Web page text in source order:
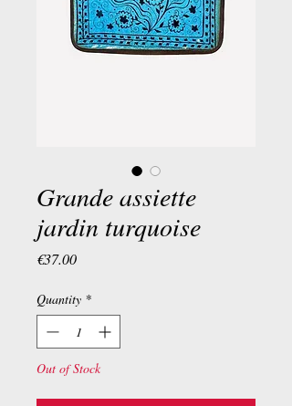
Grande assiette
jardin turquoise
€37.00Price
Quantity *
Out of Stock